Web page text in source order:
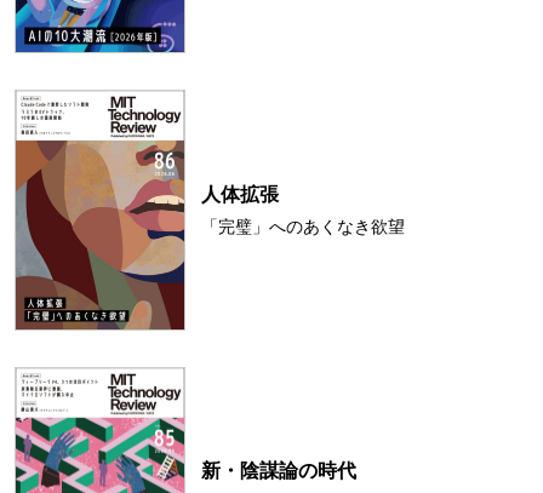
人体拡張
「完璧」へのあくなき欲望
新・陰謀論の時代